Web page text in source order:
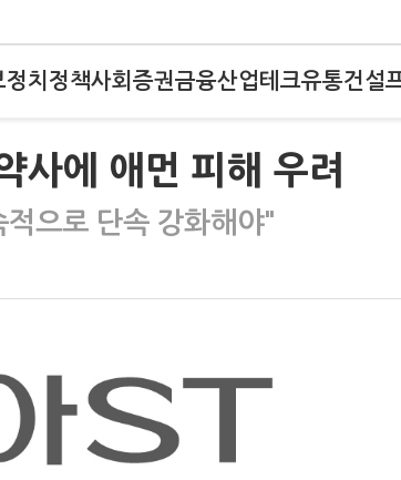
정치 정책사회 증권금융산업테크유통건설
사에 애먼 피해 우려
으로 단속 강화해야"